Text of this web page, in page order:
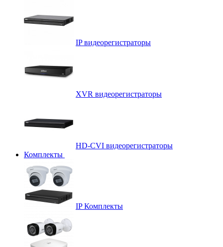
IP видеорегистраторы
XVR видеорегистраторы
HD-CVI видеорегистраторы
Комплекты
IP Комплекты